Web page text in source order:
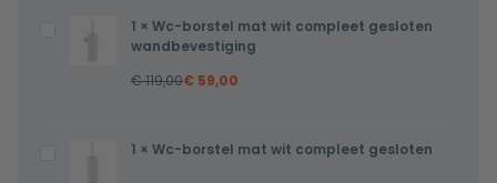
compleet
1 × Wc-borstel mat wit compleet gesloten
wandbevestiging
€119,00€ 59,00
1 × Wc-borstel mat wit compleet gesloten